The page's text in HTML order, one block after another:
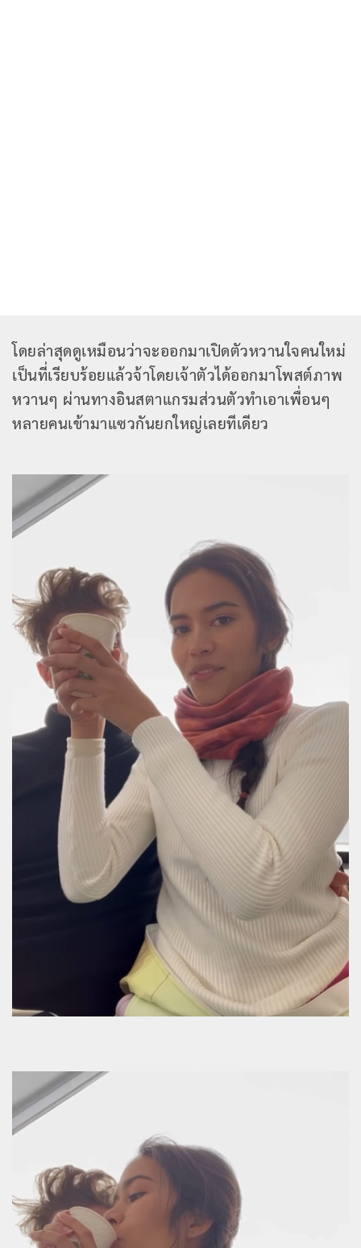
โดยล่าสุดดูเหมือนว่าจะออกมาเปิดตัวหวานใจคนใหม่
เป็นที่เรียบร้อยแล้วจ้าโดยเจ้าตัวได้ออกมาโพสต์ภาพ
หวานๆ ผ่านทางอินสตาแกรมส่วนตัวทำเอาเพื่อนๆ
หลายคนเข้ามาแซวกันยกใหญ่เลยทีเดียว